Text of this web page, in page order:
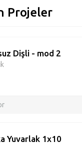
Projeler
Dişli - mod 2
Yuvarlak 1x10